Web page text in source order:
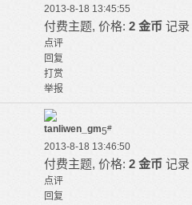
2013-8-18 13:45:55
付费主题, 价格: 2 金币 记录
点评
回复
打赏
举报
tanliwen_gm5#
2013-8-18 13:46:50
付费主题, 价格: 2 金币 记录
点评
回复